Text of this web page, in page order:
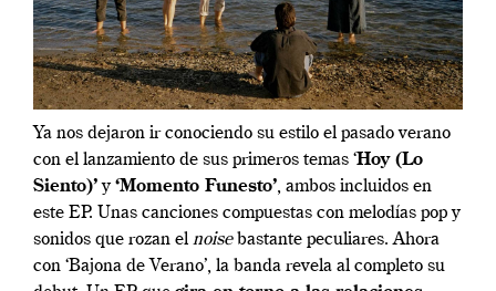
Ya nos dejaron ir conociendo su estilo el pasado verano
con el lanzamiento de sus primeros temas ‘Hoy (Lo
Siento)’y‘Momento Funesto’, ambos incluidos en
este EP. Unas canciones compuestas con melodías pop y
sonidos que rozan el noisebastante peculiares. Ahora
con ‘Bajona de Verano’, la banda revela al completo su